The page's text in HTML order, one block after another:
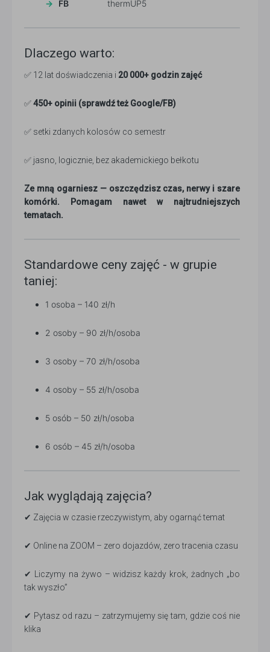
FB thermUP5
Dlaczego warto:
✅ 12 lat doświadczenia i 20 000+ godzin zajęć
✅450+ opinii (sprawdź też Google/FB)
✅ setki zdanych kolosów co semestr
✅ jasno, logicznie, bez akademickiego bełkotu
Ze mną ogarniesz — oszczędzisz czas, nerwy i szare
komórki. Pomagam nawet w najtrudniejszych
tematach.
Standardowe ceny zajęć - w grupie
taniej:
1 osoba – 140 zł/h
2 osoby – 90 zł/h/osoba
3 osoby – 70 zł/h/osoba
4 osoby – 55 zł/h/osoba
5 osób – 50 zł/h/osoba
6 osób – 45 zł/h/osoba
Jak wyglądają zajęcia?
✔ Zajęcia w czasie rzeczywistym, aby ogarnąć temat
✔ Online na ZOOM – zero dojazdów, zero tracenia czasu
✔ Liczymy na żywo – widzisz każdy krok, żadnych „bo
tak wyszło”
✔ Pytasz od razu – zatrzymujemy się tam, gdzie coś nie
klika